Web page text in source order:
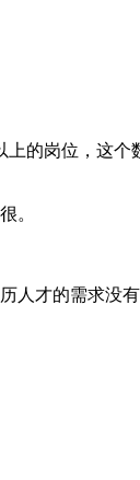
的岗位，这个
。
人才的需求没